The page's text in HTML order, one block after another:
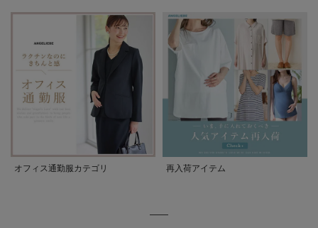
オフィス通勤服カテゴリ 再入荷アイテム